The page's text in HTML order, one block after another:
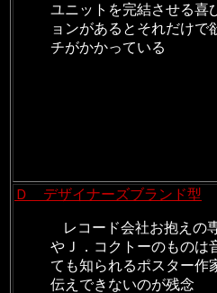
ユニットを完結させる
ョンがあると それだけで
チがかかっている
Ｄ デザイナーズブランド型
レコード会社お抱えの
やＪ．コクトーのものは
ても知られるポスター
伝えできないのが残念